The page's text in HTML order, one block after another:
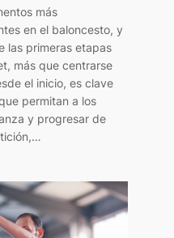
más
en el baloncesto, y
las primeras etapas
más que centrarse
el inicio, es clave
permitan a los
y progresar de